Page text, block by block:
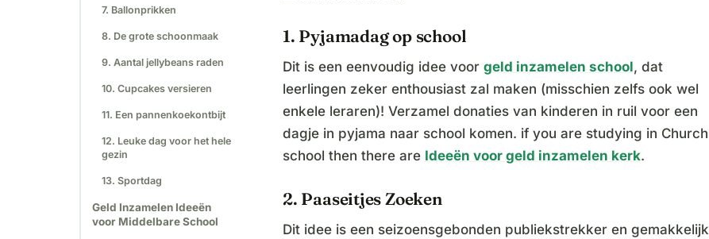
7. Ballonprikken
8. De grote schoonmaak
9. Aantal jellybeans raden
10. Cupcakes versieren
11. Een pannenkoekontbijt
12. Leuke dag voor het hele
gezin
13. Sportdag
Geld Inzamelen Ideeën
voor Middelbare School
1. Pyjamadag op school
Dit is een eenvoudig idee voor geld inzamelen school, dat
leerlingen zeker enthousiast zal maken (misschien zelfs ook wel
enkele leraren)! Verzamel donaties van kinderen in ruil voor een
dagje in pyjama naar school komen. if you are studying in Church
school then there are Ideeën voor geld inzamelen kerk.
2. Paaseitjes Zoeken
Dit idee is een seizoensgebonden publiekstrekker en gemakkelijk